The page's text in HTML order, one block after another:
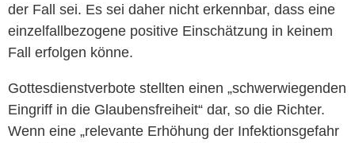
der Fall sei. Es sei daher nicht erkennbar, dass eine
einzelfallbezogene positive Einschätzung in keinem
Fall erfolgen könne.
Gottesdienstverbote stellten einen „schwerwiegenden
Eingriff in die Glaubensfreiheit“ dar, so die Richter.
Wenn eine „relevante Erhöhung der Infektionsgefahr